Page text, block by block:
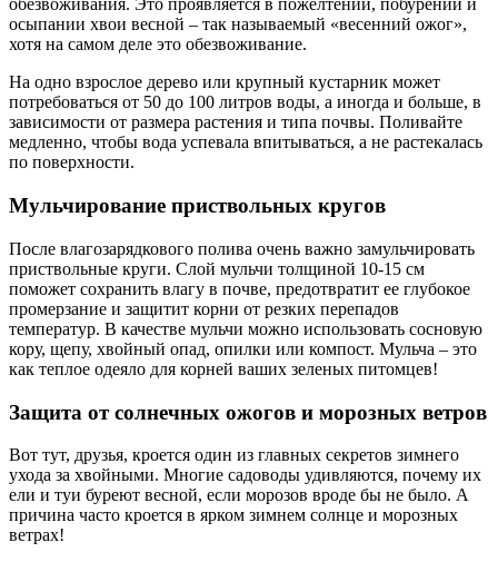
обезвоживания. Это проявляется в пожелтении, побурении и
осыпании хвои весной – так называемый «весенний ожог»,
хотя на самом деле это обезвоживание.
На одно взрослое дерево или крупный кустарник может
потребоваться от 50 до 100 литров воды, а иногда и больше, в
зависимости от размера растения и типа почвы. Поливайте
медленно, чтобы вода успевала впитываться, а не растекалась
по поверхности.
Мульчирование приствольных кругов
После влагозарядкового полива очень важно замульчировать
приствольные круги. Слой мульчи толщиной 10-15 см
поможет сохранить влагу в почве, предотвратит ее глубокое
промерзание и защитит корни от резких перепадов
температур. В качестве мульчи можно использовать сосновую
кору, щепу, хвойный опад, опилки или компост. Мульча – это
как теплое одеяло для корней ваших зеленых питомцев!
Защита от солнечных ожогов и морозных ветров
Вот тут, друзья, кроется один из главных секретов зимнего
ухода за хвойными. Многие садоводы удивляются, почему их
ели и туи буреют весной, если морозов вроде бы не было. А
причина часто кроется в ярком зимнем солнце и морозных
ветрах!